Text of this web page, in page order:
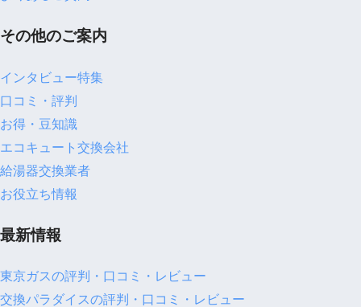
その他のご案内
インタビュー特集
口コミ・評判
お得・豆知識
エコキュート交換会社
給湯器交換業者
お役立ち情報
最新情報
東京ガスの評判・口コミ・レビュー
交換パラダイスの評判・口コミ・レビュー